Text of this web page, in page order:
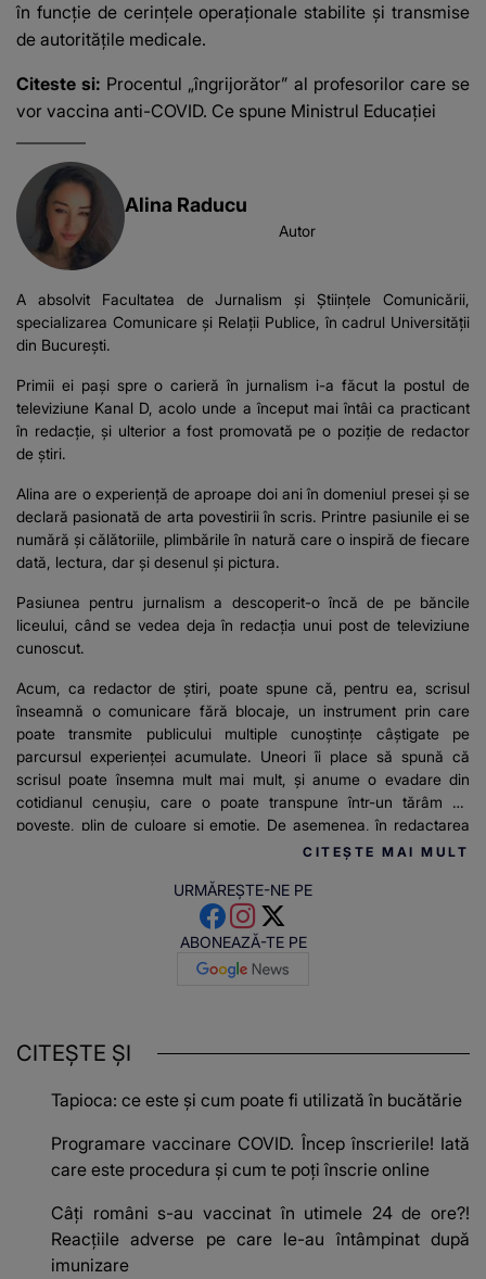
în funcţie de cerinţele operaţionale stabilite şi transmise
de autorităţile medicale.
Citeste si: Procentul „îngrijorător” al profesorilor care se
vor vaccina anti-COVID. Ce spune Ministrul Educației
Alina Raducu
Autor
A absolvit Facultatea de Jurnalism și Științele Comunicării,
specializarea Comunicare și Relații Publice, în cadrul Universității
din București.
Primii ei pași spre o carieră în jurnalism i-a făcut la postul de
televiziune Kanal D, acolo unde a început mai întâi ca practicant
în redacție, și ulterior a fost promovată pe o poziție de redactor
de știri.
Alina are o experiență de aproape doi ani în domeniul presei și se
declară pasionată de arta povestirii în scris. Printre pasiunile ei se
numără și călătoriile, plimbările în natură care o inspiră de fiecare
dată, lectura, dar și desenul și pictura.
Pasiunea pentru jurnalism a descoperit-o încă de pe băncile
liceului, când se vedea deja în redacția unui post de televiziune
cunoscut.
Acum, ca redactor de știri, poate spune că, pentru ea, scrisul
înseamnă o comunicare fără blocaje, un instrument prin care
poate transmite publicului multiple cunoștințe câștigate pe
parcursul experienței acumulate. Uneori îi place să spună că
scrisul poate însemna mult mai mult, și anume o evadare din
cotidianul cenușiu, care o poate transpune într-un tărâm de
poveste, plin de culoare și emoție. De asemenea, în redactarea
articolelor pentru stirilekanald.ro îi place să relateze mereu
CITEȘTE MAI MULT
URMĂREȘTE-NE PE
ABONEAZĂ-TE PE
CITEȘTE ȘI
Tapioca: ce este și cum poate fi utilizată în bucătărie
Programare vaccinare COVID. Încep înscrierile! Iată
care este procedura și cum te poți înscrie online
Câți români s-au vaccinat în utimele 24 de ore?!
Reacțiile adverse pe care le-au întâmpinat după
imunizare